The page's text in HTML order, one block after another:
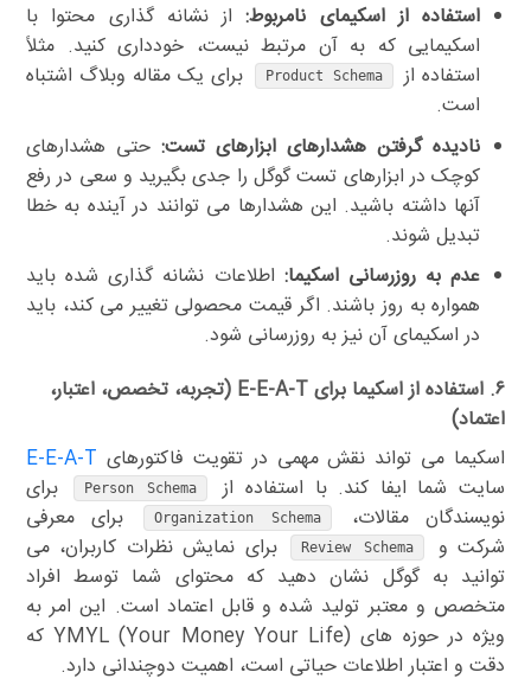
استفاده از اسکیمای نامربوط:از نشانه گذاری محتوا با
اسکیمایی که به آن مرتبط نیست، خودداری کنید. مثلاً
استفاده از
Product Schema
برای یک مقاله وبلاگ اشتباه
است.
نادیده گرفتن هشدارهای ابزارهای تست:حتی هشدارهای
کوچک در ابزارهای تست گوگل را جدی بگیرید و سعی در رفع
آنها داشته باشید. این هشدارها می توانند در آینده به خطا
تبدیل شوند.
عدم به روزرسانی اسکیما: اطلاعات نشانه گذاری شده باید
همواره به روز باشند. اگر قیمت محصولی تغییر می کند، باید
در اسکیمای آن نیز به روزرسانی شود.
۶. استفاده از اسکیما برای E-E-A-T (تجربه، تخصص، اعتبار،
اعتماد)
اسکیما می تواند نقش مهمی در تقویت فاکتورهای E-E-A-T
سایت شما ایفا کند. با استفاده از
Person Schema
برای
نویسندگان مقالات،
Organization Schema
برای معرفی
شرکت و
Review Schema
برای نمایش نظرات کاربران، می
توانید به گوگل نشان دهید که محتوای شما توسط افراد
متخصص و معتبر تولید شده و قابل اعتماد است. این امر به
ویژه در حوزه های YMYL (Your Money Your Life) که
دقت و اعتبار اطلاعات حیاتی است، اهمیت دوچندانی دارد.